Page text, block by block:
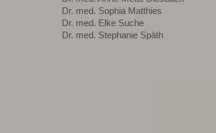
Dr. med. Sophia Matthies
Dr. med. Elke Suche
Dr. med. Stephanie Späth